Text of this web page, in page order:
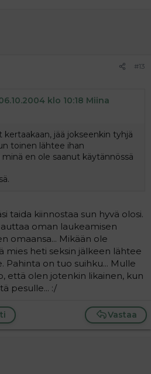
#13
klo 10:18 Miina
kertaakaan, jää jokseenkin tyhjä
toinen lähtee ihan
en ole saanut käytännössä
taida kiinnostaa sun hyvä olosi.
auttaa oman laukeamisen
omaansa... Mikään ole
mies heti seksin jälkeen lähtee
Pahinta on tuo suihku... Mulle
että olen jotenkin likainen, kun
pesulle... :/
Vastaa